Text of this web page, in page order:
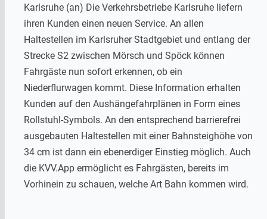
Karlsruhe (an) Die Verkehrsbetriebe Karlsruhe liefern
ihren Kunden einen neuen Service. An allen
Haltestellen im Karlsruher Stadtgebiet und entlang der
Strecke S2 zwischen Mörsch und Spöck können
Fahrgäste nun sofort erkennen, ob ein
Niederflurwagen kommt. Diese Information erhalten
Kunden auf den Aushängefahrplänen in Form eines
Rollstuhl-Symbols. An den entsprechend barrierefrei
ausgebauten Haltestellen mit einer Bahnsteighöhe von
34 cm ist dann ein ebenerdiger Einstieg möglich. Auch
die KVV.App ermöglicht es Fahrgästen, bereits im
Vorhinein zu schauen, welche Art Bahn kommen wird.